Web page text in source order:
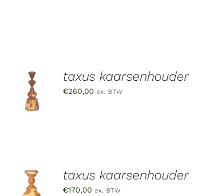
TOEVOEGEN
AAN
WINKELWAGEN
/
DETAILS
taxus kaarsenhouder
€260,00 ex. BTW
TOEVOEGEN
AAN
WINKELWAGEN
taxus kaarsenhouder
€170,00 ex. BTW